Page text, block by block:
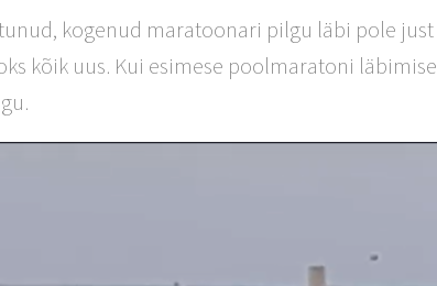
kogenud maratoonari pilgu läbi pole
kõik uus. Kui esimese poolmaratoni